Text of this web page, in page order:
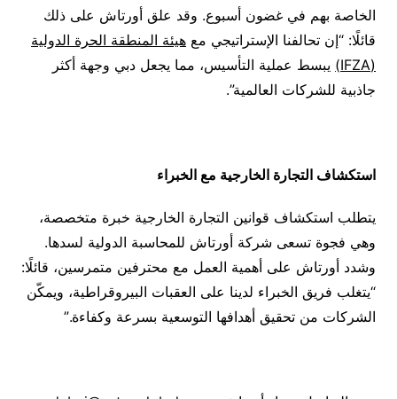
الخاصة بهم في غضون أسبوع. وقد علق أورتاش على ذلك
قائلًا: “إن تحالفنا الإستراتيجي مع هيئة المنطقة الحرة الدولية
(
IFZA
) يبسط عملية التأسيس، مما يجعل دبي وجهة أكثر
جاذبية للشركات العالمية”.
استكشاف التجارة الخارجية مع الخبراء
يتطلب استكشاف قوانين التجارة الخارجية خبرة متخصصة،
وهي فجوة تسعى شركة أورتاش للمحاسبة الدولية لسدها.
وشدد أورتاش على أهمية العمل مع محترفين متمرسين، قائلًا:
“يتغلب فريق الخبراء لدينا على العقبات البيروقراطية، ويمكّن
الشركات من تحقيق أهدافها التوسعية بسرعة وكفاءة.”